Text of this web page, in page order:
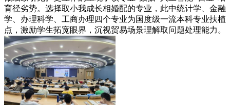
育径劣势。选择取小我成长相婚配的专业，此中统计学、金融
学、办理科学、工商办理四个专业为国度级一流本科专业扶植
点，激励学生拓宽眼界，沉视贸易场景理解取问题处理能力。